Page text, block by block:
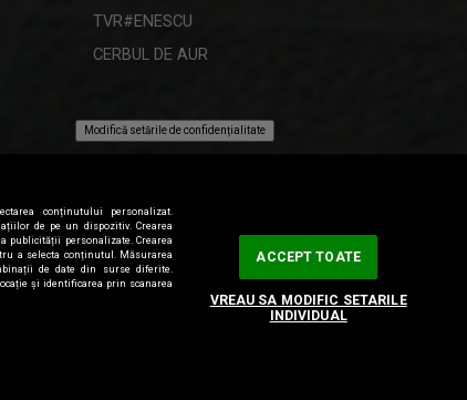
TVR#ENESCU
CERBUL DE AUR
Modifică setările de confidențialitate
conținutului personalizat.
de pe un dispozitiv. Crearea
publicității personalizate. Crearea
a selecta conținutul. Măsurarea
de date din surse diferite.
și identificarea prin scanarea
ACCEPT TOATE
VREAU SA MODIFIC SETARILE
INDIVIDUAL